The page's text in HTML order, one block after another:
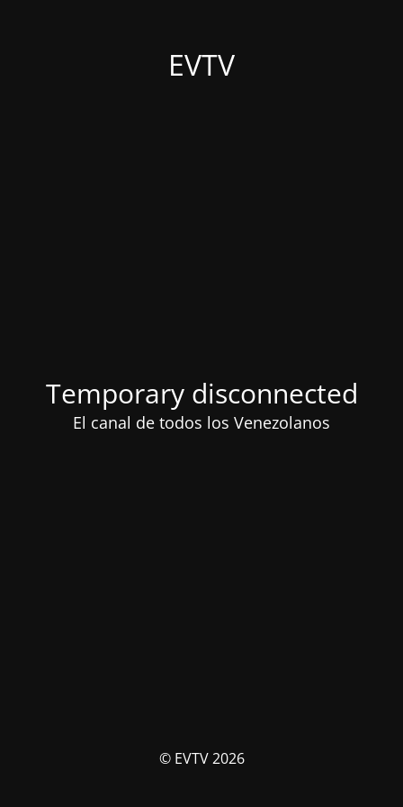
EVTV
Temporary disconnected
El canal de todos los Venezolanos
© EVTV 2026